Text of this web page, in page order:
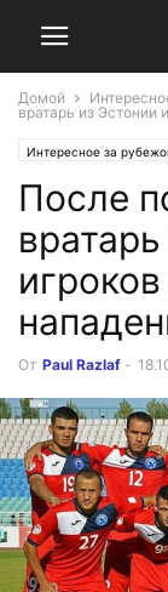
Домой
вратарь из Эстонии
Интересное за
После
От Paul Razlaf -